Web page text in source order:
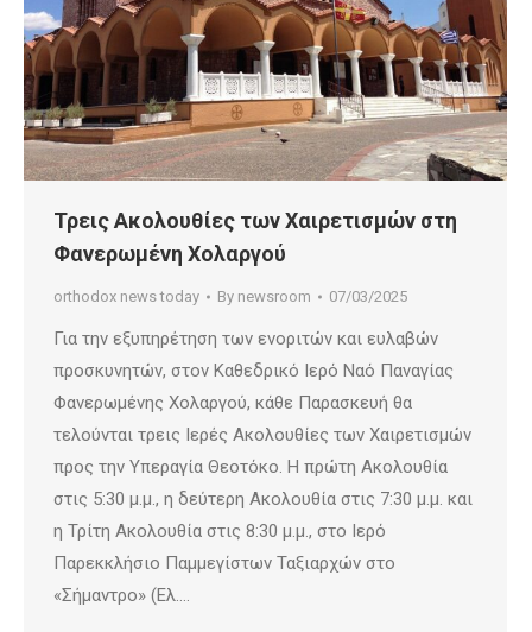
Τρεις Ακολουθίες των Χαιρετισμών στη
Φανερωμένη Χολαργού
orthodox news today By newsroom 07/03/2025
Για την εξυπηρέτηση των ενοριτών και ευλαβών
προσκυνητών, στον Καθεδρικό Ιερό Ναό Παναγίας
Φανερωμένης Χολαργού, κάθε Παρασκευή θα
τελούνται τρεις Ιερές Ακολουθίες των Χαιρετισμών
προς την Υπεραγία Θεοτόκο. Η πρώτη Ακολουθία
στις 5:30 μ.μ., η δεύτερη Ακολουθία στις 7:30 μ.μ. και
η Τρίτη Ακολουθία στις 8:30 μ.μ., στο Ιερό
Παρεκκλήσιο Παμμεγίστων Ταξιαρχών στο
«Σήμαντρο» (Ελ.…